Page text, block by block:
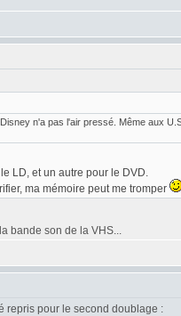
n'a pas l'air pressé. Même aux
LD, et un autre pour le DVD.
ma mémoire peut me tromper
bande son de la VHS...
repris pour le second doublage :